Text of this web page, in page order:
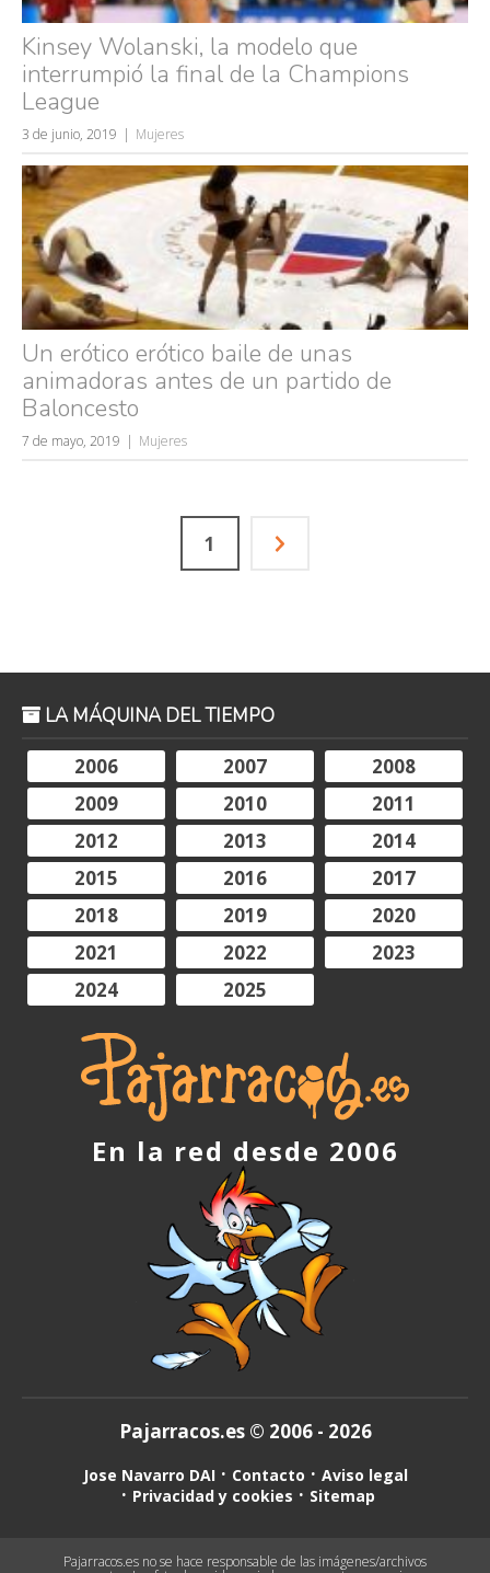
Kinsey Wolanski, la modelo que
interrumpió la final de la Champions
League
3 de junio, 2019 Mujeres
Un erótico erótico baile de unas
animadoras antes de un partido de
Baloncesto
7 de mayo, 2019 Mujeres
1
LA MÁQUINA DEL TIEMPO
2006
2007
2008
2009
2010
2011
2012
2013
2014
2015
2016
2017
2018
2019
2020
2021
2022
2023
2024
2025
En la red desde 2006
Pajarracos.es © 2006 - 2026
Jose Navarro DAI Contacto
Aviso legal
Privacidad y cookies
Sitemap
Pajarracos.es no se hace responsable de las imágenes/archivos